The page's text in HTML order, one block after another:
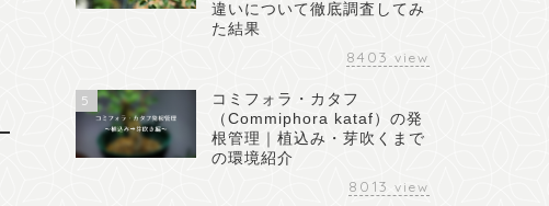
違いについて徹底調査してみ
た結果
8403 view
5
コミフォラ・カタフ
（Commiphora kataf）の発
根管理｜植込み・芽吹くまで
の環境紹介
8013 view